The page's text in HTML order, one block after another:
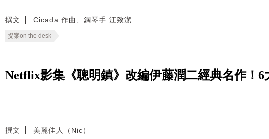
撰文 Cicada 作曲、鋼琴手 江致潔
提案on the desk
Netflix影集《聰明鎮》改編伊藤潤二經典名作！
撰文 美麗佳人（Nic）